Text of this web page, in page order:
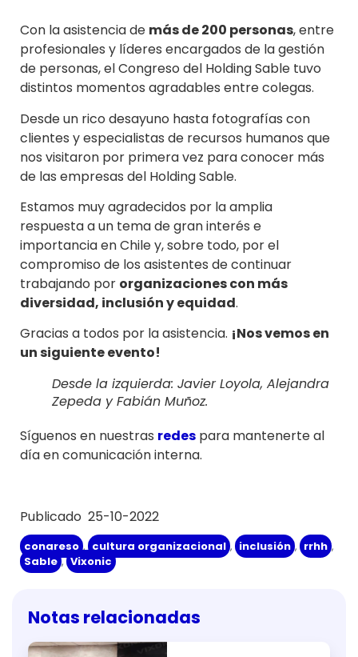
Con la asistencia de más de 200 personas, entre
profesionales y líderes encargados de la gestión
de personas, el Congreso del Holding Sable tuvo
distintos momentos agradables entre colegas.
Desde un rico desayuno hasta fotografías con
clientes y especialistas de recursos humanos que
nos visitaron por primera vez para conocer más
de las empresas del Holding Sable.
Estamos muy agradecidos por la amplia
respuesta a un tema de gran interés e
importancia en Chile y, sobre todo, por el
compromiso de los asistentes de continuar
trabajando por organizaciones con más
diversidad, inclusión y equidad.
Gracias a todos por la asistencia. ¡Nos vemos en
un siguiente evento!
Desde la izquierda: Javier Loyola, Alejandra
Zepeda y Fabián Muñoz.
Síguenos en nuestras redes para mantenerte al
día en comunicación interna.
Publicado 25-10-2022
congreso , cultura organizacional , inclusión , rrhh ,
Sable , Vixonic
Notas relacionadas